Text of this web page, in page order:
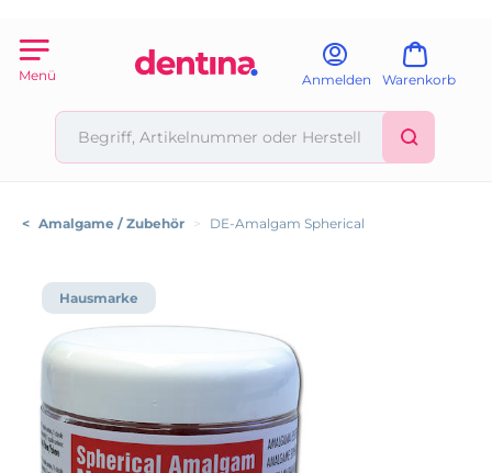
Menü Anmelden Warenkorb
< Amalgame / Zubehör > DE-Amalgam Spherical
Hausmarke